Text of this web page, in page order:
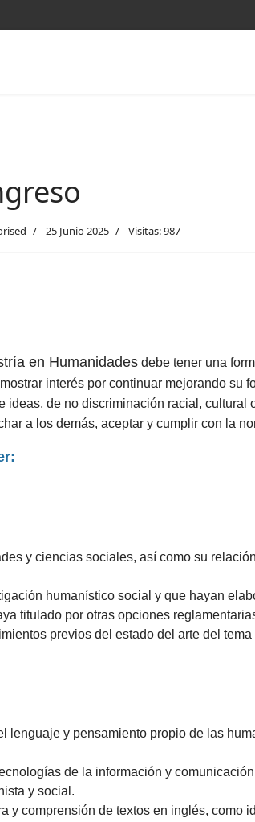
25 Junio 2025 Visitas: 987
en Humanidades debe tener una
interés por continuar mejorando su
ideas, de no discriminación racial, cultural
a los demás, aceptar y cumplir con la
y ciencias sociales, así como su
humanístico social y que hayan
titulado por otras opciones
previos del estado del arte del
lenguaje y pensamiento propio de las
de la información y
y social.
y comprensión de textos en inglés, como